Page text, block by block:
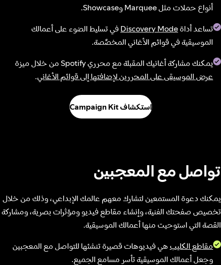
أنواع حملات مثل Marquee وShowcase.
تساعد أداةDiscovery Mode في تسليط الضوء على أعمالك
الموسيقية في قوائم الأغاني المخصَّصة.
يمكنك مشاركة أغانيك المقبلة مع محرري Spotify من خلال ميزة
عرض الموسيقى على المحررين لإضافتها إلى قوائم الأغاني.
استكشاف Campaign Kit
تواصل مع المعجبين
يمكنك دعوة المستمعين لتشارك معهم عالمك الإبداعي، وذلك من خلال
تخصيص صفحتك الفنية، وإنشاء مقاطع فيديو ومؤثرات بصرية، ومشاركة
القصة التي استوحيت منها أعمالك الموسيقية.
مقاطع الكليب هي فيديوهات قصيرة تنشئها للتواصل مع المعجبين
وجعل أعمالك الموسيقية تأسر مسامع الجميع.